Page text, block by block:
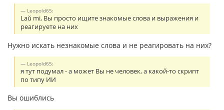
Leopold65:
Laŭ mi, Вы просто ищите знакомые слова и выражения и
реагируете на них
Нужно искать незнакомые слова и не реагировать на них?
Leopold65:
я тут подумал - а может Вы не человек, а какой-то скрипт
по типу ИИ
Вы ошиблись